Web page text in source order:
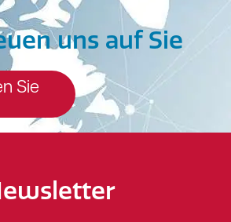
uns auf Sie
Sie